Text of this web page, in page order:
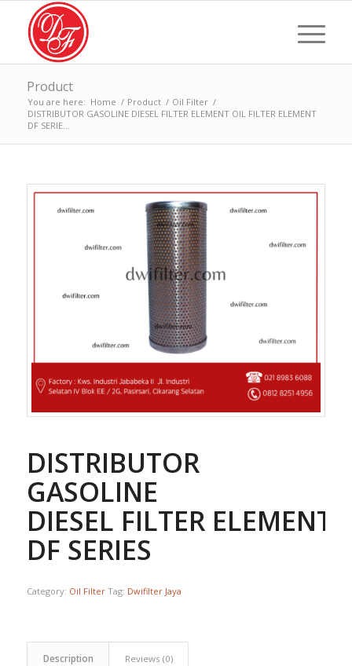
Product
You are here: Home / Product / Oil Filter /
DISTRIBUTOR GASOLINE DIESEL FILTER ELEMENT OIL FILTER ELEMENT
DF SERIE...
DISTRIBUTOR
GASOLINE
DIESEL FILTER ELEMENT
DF SERIES
Category: Oil Filter Tag: Dwifilter Jaya
Description Reviews (0)